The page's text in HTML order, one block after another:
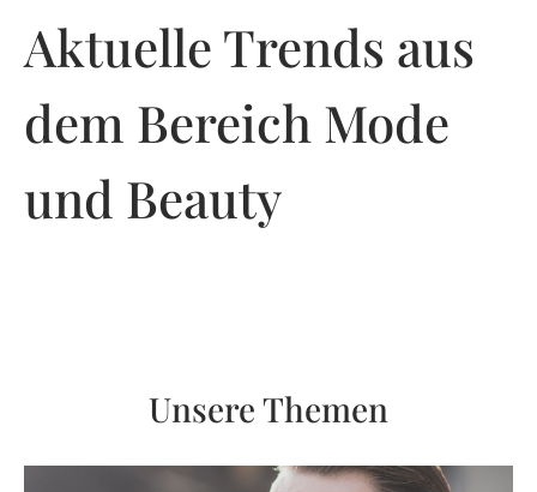
Aktuelle Trends aus
dem Bereich Mode
und Beauty
Unsere Themen